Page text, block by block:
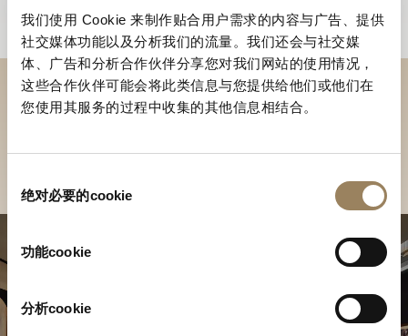
我们使用 Cookie 来制作贴合用户需求的内容与广告、提供
社交媒体功能以及分析我们的流量。我们还会与社交媒
体、广告和分析合作伙伴分享您对我们网站的使用情况，
这些合作伙伴可能会将此类信息与您提供给他们或他们在
您使用其服务的过程中收集的其他信息相结合。
绝对必要的cookie
功能cookie
分析cookie
於專賣店探索品牌系列作品
尋找專賣店